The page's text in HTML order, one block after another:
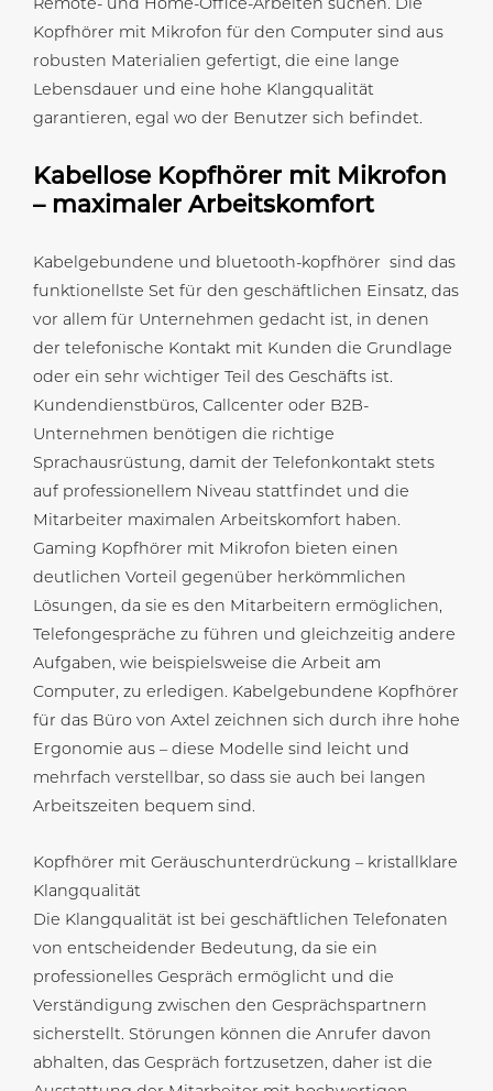
Remote- und Home-Office-Arbeiten suchen. Die
Kopfhörer mit Mikrofon für den Computer sind aus
robusten Materialien gefertigt, die eine lange
Lebensdauer und eine hohe Klangqualität
garantieren, egal wo der Benutzer sich befindet.
Kabellose Kopfhörer mit Mikrofon
– maximaler Arbeitskomfort
Kabelgebundene und bluetooth-kopfhörer sind das
funktionellste Set für den geschäftlichen Einsatz, das
vor allem für Unternehmen gedacht ist, in denen
der telefonische Kontakt mit Kunden die Grundlage
oder ein sehr wichtiger Teil des Geschäfts ist.
Kundendienstbüros, Callcenter oder B2B-
Unternehmen benötigen die richtige
Sprachausrüstung, damit der Telefonkontakt stets
auf professionellem Niveau stattfindet und die
Mitarbeiter maximalen Arbeitskomfort haben.
Gaming Kopfhörer mit Mikrofon bieten einen
deutlichen Vorteil gegenüber herkömmlichen
Lösungen, da sie es den Mitarbeitern ermöglichen,
Telefongespräche zu führen und gleichzeitig andere
Aufgaben, wie beispielsweise die Arbeit am
Computer, zu erledigen. Kabelgebundene Kopfhörer
für das Büro von Axtel zeichnen sich durch ihre hohe
Ergonomie aus – diese Modelle sind leicht und
mehrfach verstellbar, so dass sie auch bei langen
Arbeitszeiten bequem sind.
Kopfhörer mit Geräuschunterdrückung – kristallklare
Klangqualität
Die Klangqualität ist bei geschäftlichen Telefonaten
von entscheidender Bedeutung, da sie ein
professionelles Gespräch ermöglicht und die
Verständigung zwischen den Gesprächspartnern
sicherstellt. Störungen können die Anrufer davon
abhalten, das Gespräch fortzusetzen, daher ist die